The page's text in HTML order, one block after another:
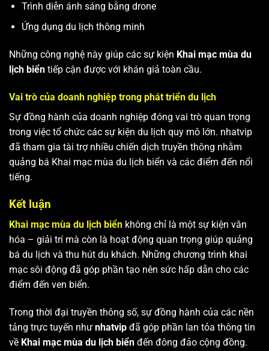
Trình diễn ánh sáng bằng drone
Ứng dụng du lịch thông minh
Những công nghệ này giúp các sự kiện Khai mạc mùa du
lịch biển tiếp cận được với khán giả toàn cầu.
Vai trò của doanh nghiệp trong phát triển du lịch
Sự đồng hành của doanh nghiệp đóng vai trò quan trọng
trong việc tổ chức các sự kiện du lịch quy mô lớn. nhatvip
đã tham gia tài trợ nhiều chiến dịch truyền thông nhằm
quảng bá Khai mạc mùa du lịch biển và các điểm đến nổi
tiếng.
Kết luận
Khai mạc mùa du lịch biển không chỉ là một sự kiện văn
hóa – giải trí mà còn là hoạt động quan trọng giúp quảng
bá du lịch và thu hút du khách. Những chương trình khai
mạc sôi động đã góp phần tạo nên sức hấp dẫn cho các
điểm đến ven biển.
Trong thời đại truyền thông số, sự đồng hành của các nền
tảng trực tuyến như nhatvip đã góp phần lan tỏa thông tin
về Khai mạc mùa du lịch biển đến đông đảo cộng đồng.